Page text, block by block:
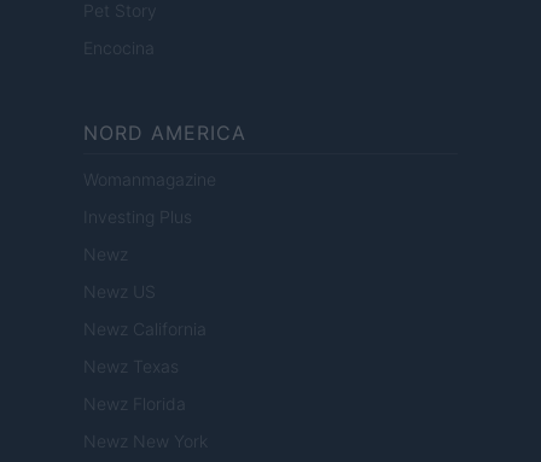
Pet Story
Encocina
NORD AMERICA
Womanmagazine
Investing Plus
Newz
Newz US
Newz California
Newz Texas
Newz Florida
Newz New York